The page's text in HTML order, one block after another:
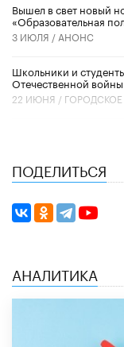
Вышел в свет новый
«Образовательная
3 ИЮЛЯ / АНОНС
Школьники и
Отечественной войны
22 ИЮНЯ /
ПОДЕЛИТЬСЯ
АНАЛИТИКА